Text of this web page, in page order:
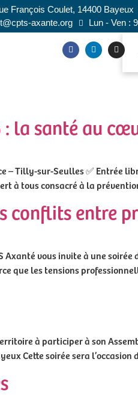
François Coulet, 14400 Bayeux
axante.org
Lun - Ven :
: la santé au
– Tilly-sur-Seulles ✅
à tous consacré à la
conflits entre
Axanté vous invite à une
que les tensions
à participer à son
Cette soirée sera